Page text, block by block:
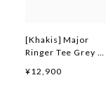
[Khakis] Major
Ringer Tee Grey 正
韓国ファッション 韓
¥12,900